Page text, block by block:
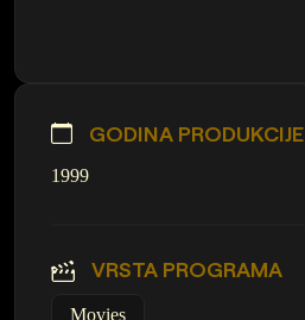
GODINA PRODUKCIJE
1999
VRSTA PROGRAMA
Movies